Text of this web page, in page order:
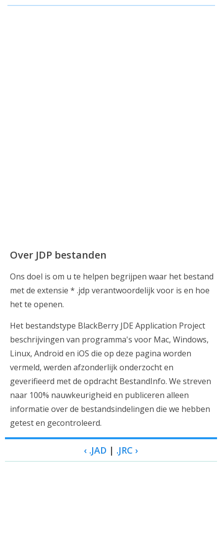
Over JDP bestanden
Ons doel is om u te helpen begrijpen waar het bestand
met de extensie * .jdp verantwoordelijk voor is en hoe
het te openen.
Het bestandstype BlackBerry JDE Application Project
beschrijvingen van programma's voor Mac, Windows,
Linux, Android en iOS die op deze pagina worden
vermeld, werden afzonderlijk onderzocht en
geverifieerd met de opdracht BestandInfo. We streven
naar 100% nauwkeurigheid en publiceren alleen
informatie over de bestandsindelingen die we hebben
getest en gecontroleerd.
‹ .JAD | .JRC ›